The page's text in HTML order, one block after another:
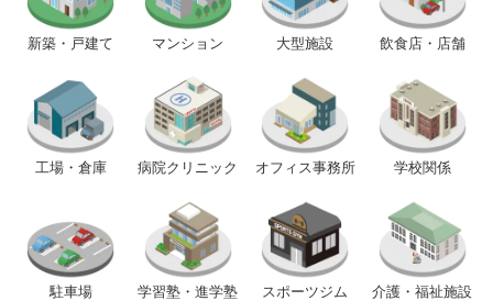
新築・戸建て マンション 大型施設 飲食店・店舗
工場・倉庫 病院クリニック オフィス事務所 学校関係
駐車場 学習塾・進学塾 スポーツジム 介護・福祉施設